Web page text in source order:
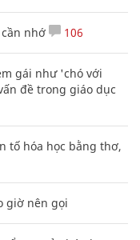
nhớ 106
gái như 'chó với
đề trong giáo dục
tố hóa học bằng thơ,
giờ nên gọi